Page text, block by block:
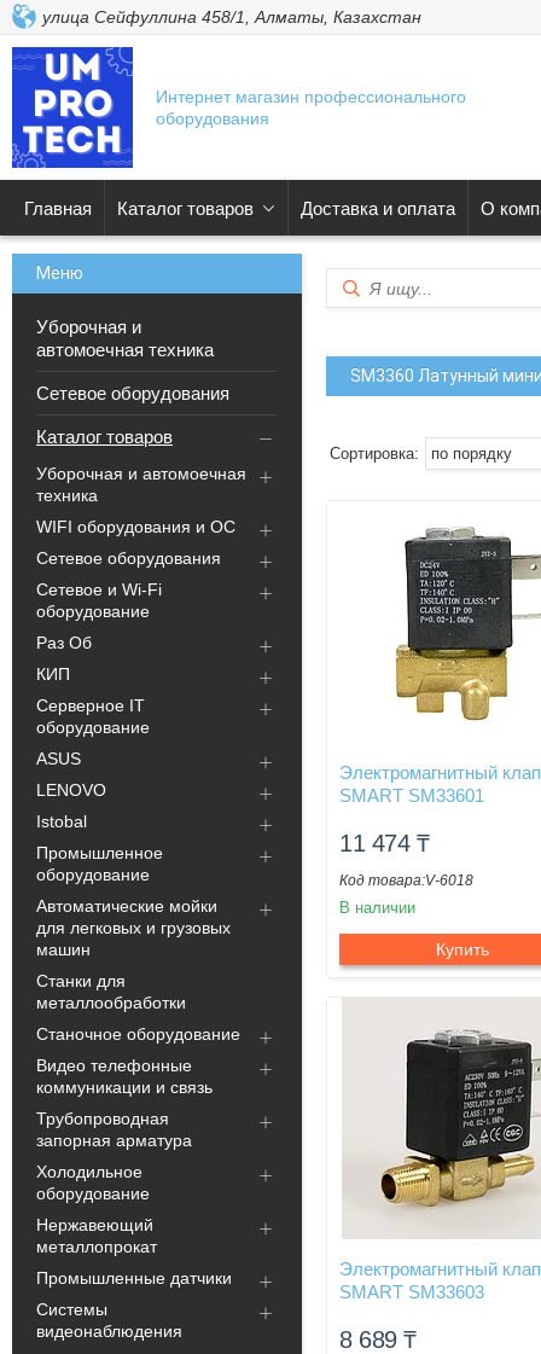
улица Сейфуллина 458/1, Алматы, Казахстан
Интернет магазин профессионального
оборудования
Главная Каталог товаров Доставка и оплата О
Уборочная и
автомоечная техника
Сетевое оборудования
Каталог товаров
Уборочная и автомоечная
техника
WIFI оборудования и ОС
Сетевое оборудования
Сетевое и Wi-Fi
оборудование
Раз Об
КИП
Серверное IT
оборудование
ASUS
LENOVO
Istobal
Промышленное
оборудование
Автоматические мойки
для легковых и грузовых
машин
Станки для
металлообработки
Станочное оборудование
Видео телефонные
коммуникации и связь
Трубопроводная
запорная арматура
Холодильное
оборудование
Нержавеющий
металлопрокат
Промышленные датчики
Системы
видеонаблюдения
SM3360 Латунный
Электромагнитный
SMART SM33601
11 474 ₸
V-6018
В наличии
Купить
Электромагнитный
SMART SM33603
8 689₸